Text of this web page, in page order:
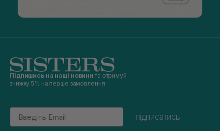
Підпишись на наші новини та отримуй
знижку 5% на перше замовлення
Email
підписатись